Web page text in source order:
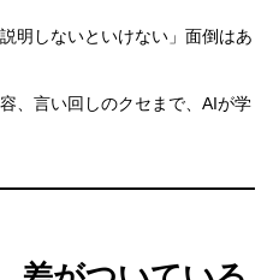
明しないといけない」面倒はあ
、言い回しのクセまで、AIが学